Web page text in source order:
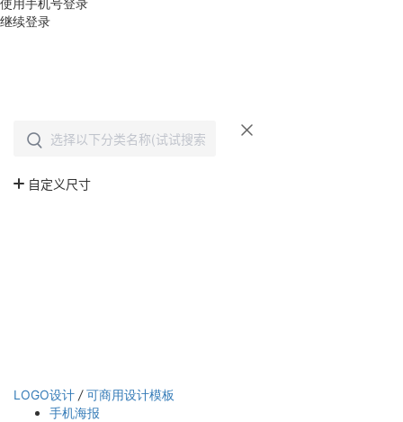
使用手机号登录
继续登录
LOGO设计 / 可商用设计模板
手机海报